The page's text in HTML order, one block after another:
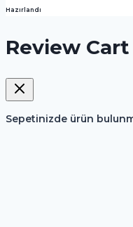
Hazırlandı
Review Cart
Sepetinizde ürün